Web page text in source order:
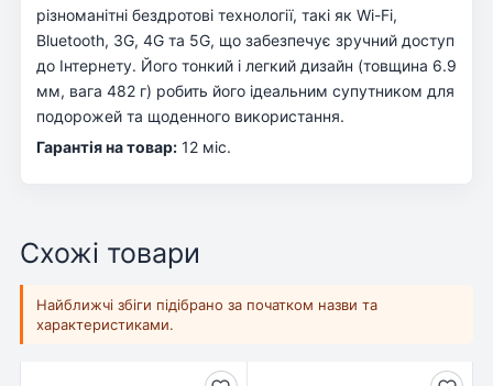
різноманітні бездротові технології, такі як Wi-Fi,
Bluetooth, 3G, 4G та 5G, що забезпечує зручний доступ
до Інтернету. Його тонкий і легкий дизайн (товщина 6.9
мм, вага 482 г) робить його ідеальним супутником для
подорожей та щоденного використання.
Гарантія на товар: 12 міс.
Схожі товари
Найближчі збіги підібрано за початком назви та
характеристиками.